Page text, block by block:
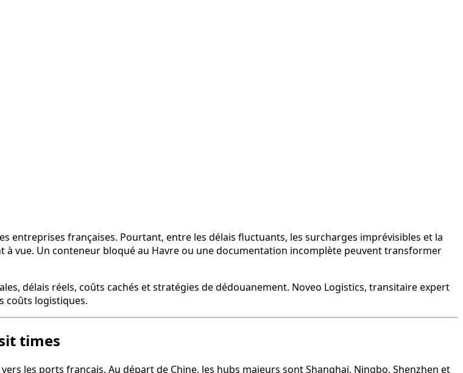
entreprises françaises. Pourtant, entre les délais fluctuants, les surcharges imprévisibles et la
vue. Un conteneur bloqué au Havre ou une documentation incomplète peuvent transformer
délais réels, coûts cachés et stratégies de dédouanement. Noveo Logistics, transitaire expert
coûts logistiques.
times
les ports français. Au départ de Chine, les hubs majeurs sont Shanghai, Ningbo, Shenzhen et